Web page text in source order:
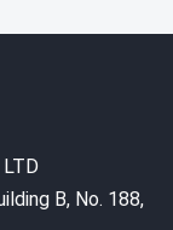
B, No. 188,